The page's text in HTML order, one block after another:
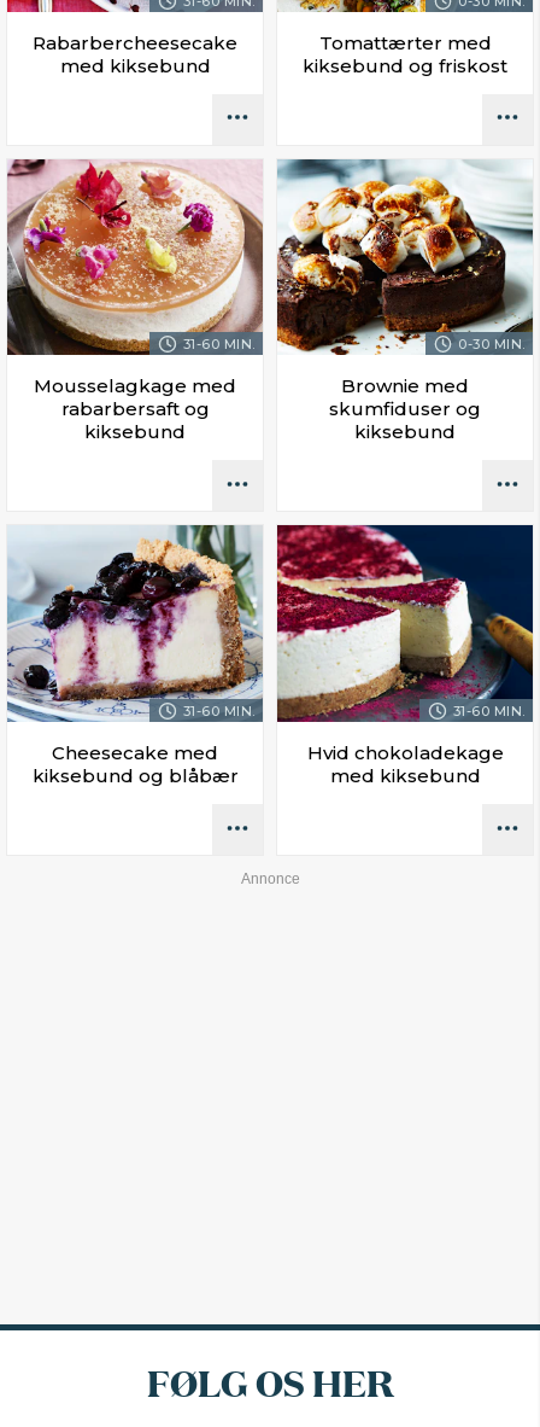
Rabarbercheesecake
med kiksebund
Tomattærter med
kiksebund og friskost
31-60 MIN.
Mousselagkage med
rabarbersaft og
kiksebund
0-30 MIN.
Brownie med
skumfiduser og
kiksebund
31-60 MIN.
Cheesecake med
kiksebund og blåbær
31-60 MIN.
Hvid chokoladekage
med kiksebund
FØLG OS HER